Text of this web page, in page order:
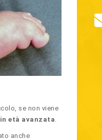
se non viene
età avanzata.
anche